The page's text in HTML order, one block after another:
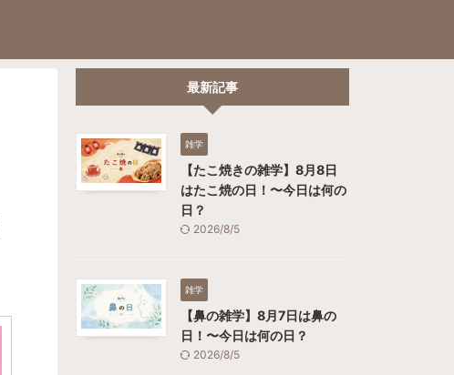
最新記事
雑学
【たこ焼きの雑学】8月8日
はたこ焼の日！〜今日は何の
日？
2026/8/5
雑学
【鼻の雑学】8月7日は鼻の
日！〜今日は何の日？
2026/8/5